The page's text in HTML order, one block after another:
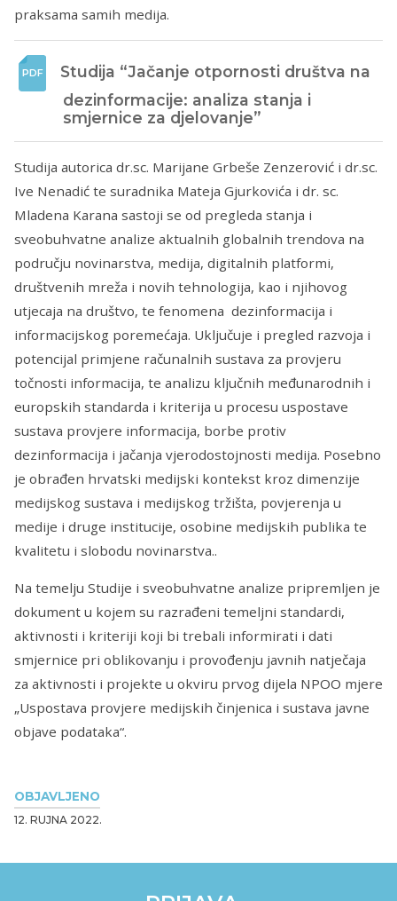
OBJAVLJENO
12. RUJNA 2022.
praksama samih medija.
Studija “Jačanje otpornosti društva na
dezinformacije: analiza stanja i
smjernice za djelovanje”
Studija autorica dr.sc. Marijane Grbeše Zenzerović i dr.sc.
Ive Nenadić te suradnika Mateja Gjurkovića i dr. sc.
Mladena Karana sastoji se od pregleda stanja i
sveobuhvatne analize aktualnih globalnih trendova na
području novinarstva, medija, digitalnih platformi,
društvenih mreža i novih tehnologija, kao i njihovog
utjecaja na društvo, te fenomena dezinformacija i
informacijskog poremećaja. Uključuje i pregled razvoja i
potencijal primjene računalnih sustava za provjeru
točnosti informacija, te analizu ključnih međunarodnih i
europskih standarda i kriterija u procesu uspostave
sustava provjere informacija, borbe protiv
dezinformacija i jačanja vjerodostojnosti medija. Posebno
je obrađen hrvatski medijski kontekst kroz dimenzije
medijskog sustava i medijskog tržišta, povjerenja u
medije i druge institucije, osobine medijskih publika te
kvalitetu i slobodu novinarstva..
Na temelju Studije i sveobuhvatne analize pripremljen je
dokument u kojem su razrađeni temeljni standardi,
aktivnosti i kriteriji koji bi trebali informirati i dati
smjernice pri oblikovanju i provođenju javnih natječaja
za aktivnosti i projekte u okviru prvog dijela NPOO mjere
„Uspostava provjere medijskih činjenica i sustava javne
objave podataka“.